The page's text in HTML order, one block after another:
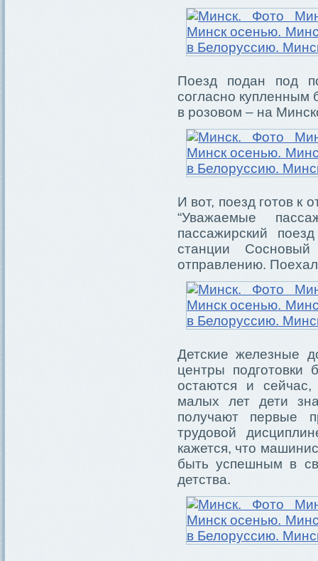
Поезд подан под
согласно купленным
в розовом – на
И вот, поезд готов к
“Уважаемые
пассажирский
станции
отправлению.
Детские железные
центры
остаются и
малых лет дети
получают первые
трудовой
кажется, что
быть успешным в
детства.